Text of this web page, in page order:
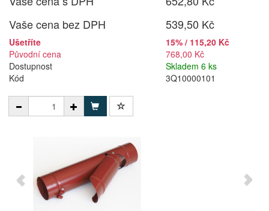
Vaše cena bez DPH
539,50 Kč
Ušetříte
15% / 115,20 Kč
Původní cena
768,00 Kč
Dostupnost
Skladem 6 ks
Kód
3Q10000101